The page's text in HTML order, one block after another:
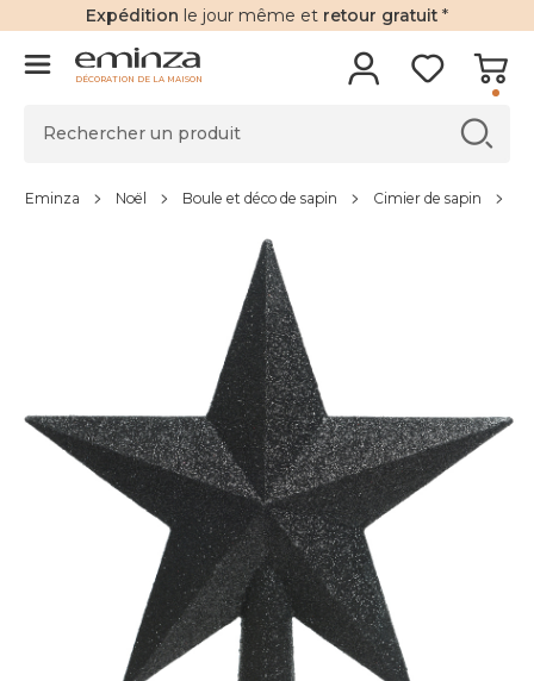
Expédition le jour même et retour gratuit *
DÉCORATION DE LA MAISON
Eminza Noël Boule et déco de sapin Cimier de sapin